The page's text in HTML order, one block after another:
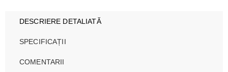
DESCRIERE DETALIATĂ
SPECIFICAȚII
COMENTARII